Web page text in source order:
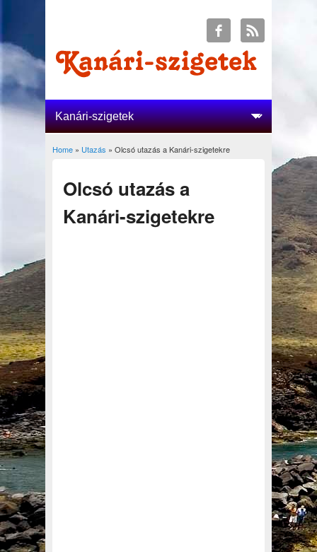
You are here
Home» Utazás » Olcsó utazás a Kanári-szigetekre
Olcsó utazás a
Kanári-szigetekre